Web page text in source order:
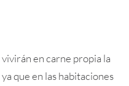
en carne propia la
que en las habitaciones